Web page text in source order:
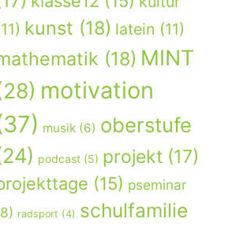
kunst (18) latein (11)
(18) MINT
motivation
musik (6) oberstufe
podcast (5) projekt (17)
(15) pseminar
radsport (4) schulfamilie